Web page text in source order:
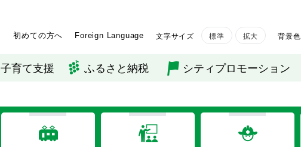
初めての方へ Foreign Language 文字サイズ 標準 拡大 背景色
子育て支援 ふるさと納税 シティプロモーション